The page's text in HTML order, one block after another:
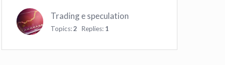
Trading e speculation
Topics:2 Replies: 1